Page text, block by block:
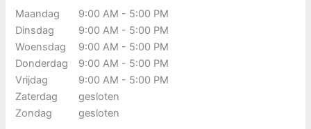
Maandag
9:00 AM - 5:00 PM
Dinsdag
9:00 AM - 5:00 PM
Woensdag
9:00 AM - 5:00 PM
Donderdag
9:00 AM - 5:00 PM
Vrijdag
9:00 AM - 5:00 PM
Zaterdag
gesloten
Zondag
gesloten